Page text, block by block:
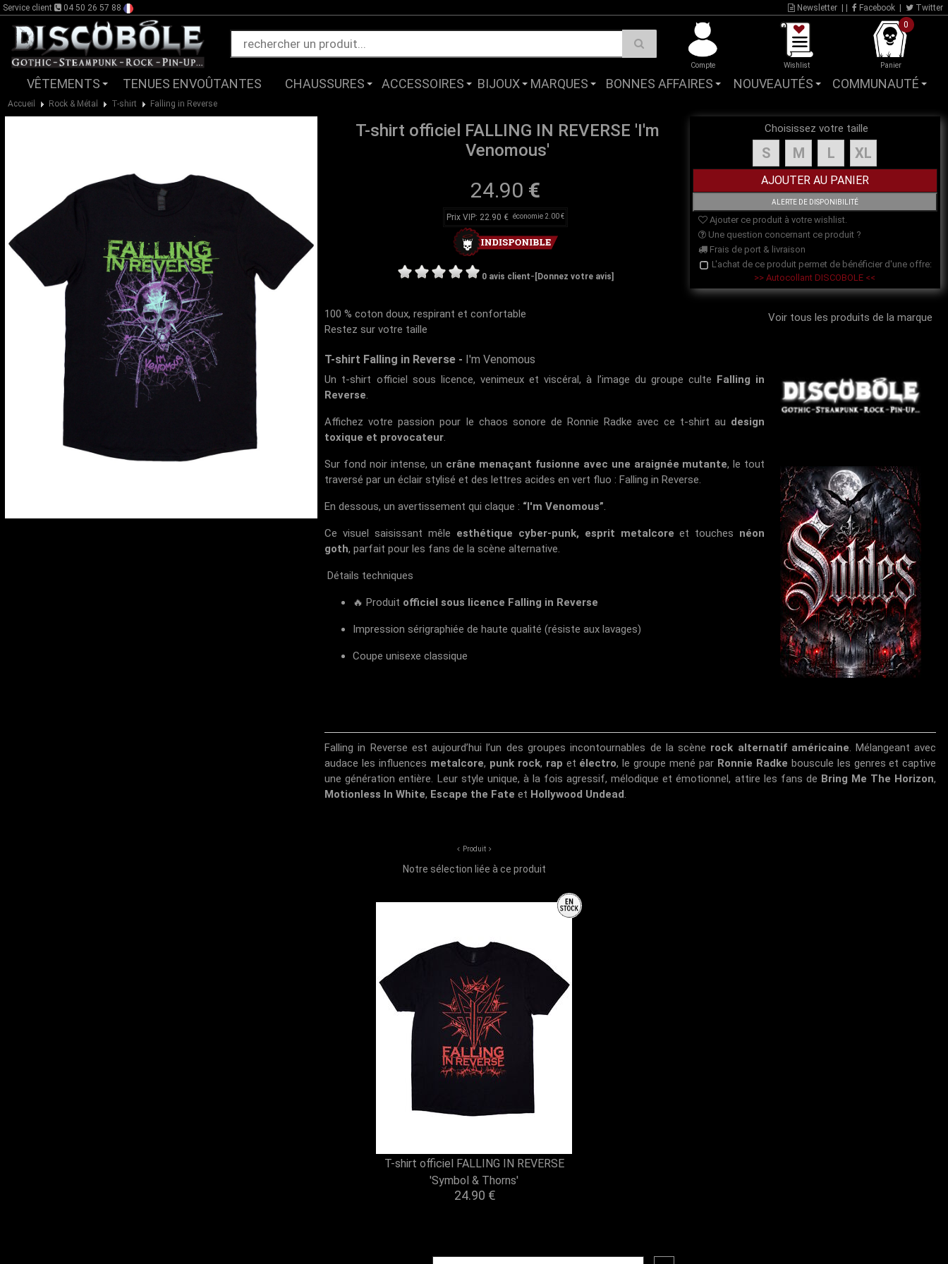
Service client 04 50 26 57 88 Newsletter Facebook Twitter
Compte Wishlist
0
Panier
VÊTEMENTS TENUES ENVOÛTANTES CHAUSSURES ACCESSOIRES BIJOUX MARQUES BONNES AFFAIRES NOUVEAUTÉS COMMUNAUTÉ
Accueil Rock & Métal T-shirt Falling in Reverse
T-shirt officiel FALLING IN REVERSE 'I'm
Venomous'
24.90 €
Prix VIP: 22.90 € économie 2.00 €
0 avis client- [Donnez votre avis]
Choisissez votre taille
S M L XL
Ajouter ce produit à votre wishlist.
Une question concernant ce produit ?
Frais de port & livraison
L'achat de ce produit permet de bénéficier d'une offre:
>> Autocollant DISCOBOLE <<
Voir tous les produits de la marque
100 % coton doux, respirant et confortable
Restez sur votre taille
T-shirt Falling in Reverse - I'm Venomous
Un t-shirt officiel sous licence, venimeux et viscéral, à l’image du groupe culte Falling in
Reverse.
Affichez votre passion pour le chaos sonore de Ronnie Radke avec ce t-shirt au design
toxique et provocateur.
Sur fond noir intense, un crâne menaçant fusionne avec une araignée mutante, le tout
traversé par un éclair stylisé et des lettres acides en vert fluo :Falling in Reverse.
En dessous, un avertissement qui claque : “I'm Venomous”.
Ce visuel saisissant mêle esthétique cyber-punk, esprit metalcore et touches néon
goth, parfait pour les fans de la scène alternative.
Détails techniques
🔥 Produit officiel sous licence Falling in Reverse
Impression sérigraphiée de haute qualité (résiste aux lavages)
Coupe unisexe classique
Falling in Reverse est aujourd’hui l’un des groupes incontournables de la scène rock alternatif américaine. Mélangeant avec
audace les influences metalcore, punk rock, rap et électro, le groupe mené par Ronnie Radke bouscule les genres et captive
une génération entière. Leur style unique, à la fois agressif, mélodique et émotionnel, attire les fans de Bring Me The Horizon,
Motionless In White, Escape the Fate et Hollywood Undead.
Produit
Notre sélection liée à ce produit
T-shirt officiel FALLING IN REVERSE
'Symbol & Thorns'
24.90 €